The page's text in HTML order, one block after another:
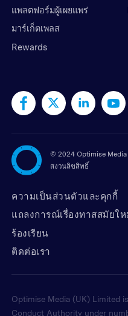
แพลตฟอร์มผู้เผยแพร่
มาร์เก็ตเพลส
Rewards
© 2024 Optimise
สงวนลิขสิทธิ์
ความเป็นส่วนตัวและคุกกี้
แถลงการณ์เรื่องทาสสมัยให
ร้องเรียน
ติดต่อเรา
Optimise Media (UK) Limited
Conduct Authority under